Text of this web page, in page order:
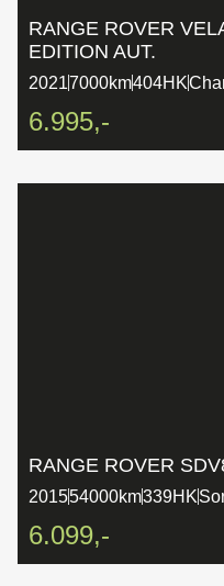
RANGE ROVER
EDITION AUT.
20217000km404HK
6.995,-
RANGE ROVER
201554000km339HK
6.099,-